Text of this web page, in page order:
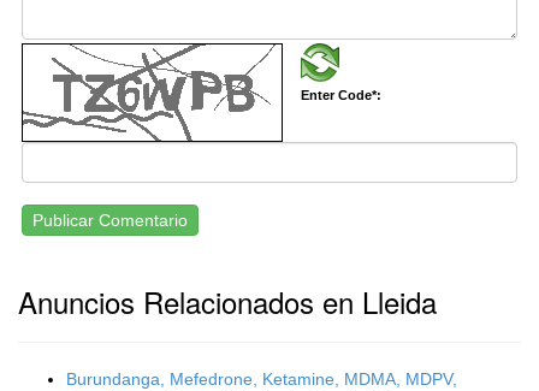
Enter Code*:
Publicar Comentario
Anuncios Relacionados en Lleida
Burundanga, Mefedrone, Ketamine, MDMA, MDPV,